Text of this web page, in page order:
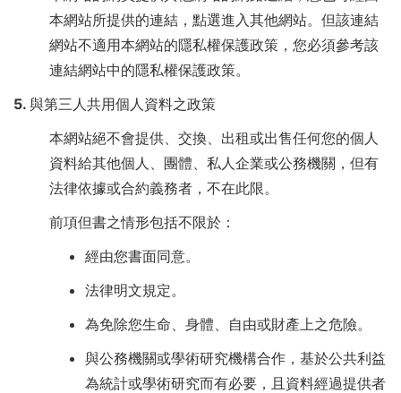
本網站所提供的連結，點選進入其他網站。但該連結
網站不適用本網站的隱私權保護政策，您必須參考該
連結網站中的隱私權保護政策。
5. 與第三人共用個人資料之政策
本網站絕不會提供、交換、出租或出售任何您的個人
資料給其他個人、團體、私人企業或公務機關，但有
法律依據或合約義務者，不在此限。
前項但書之情形包括不限於：
經由您書面同意。
法律明文規定。
為免除您生命、身體、自由或財產上之危險。
與公務機關或學術研究機構合作，基於公共利益
為統計或學術研究而有必要，且資料經過提供者